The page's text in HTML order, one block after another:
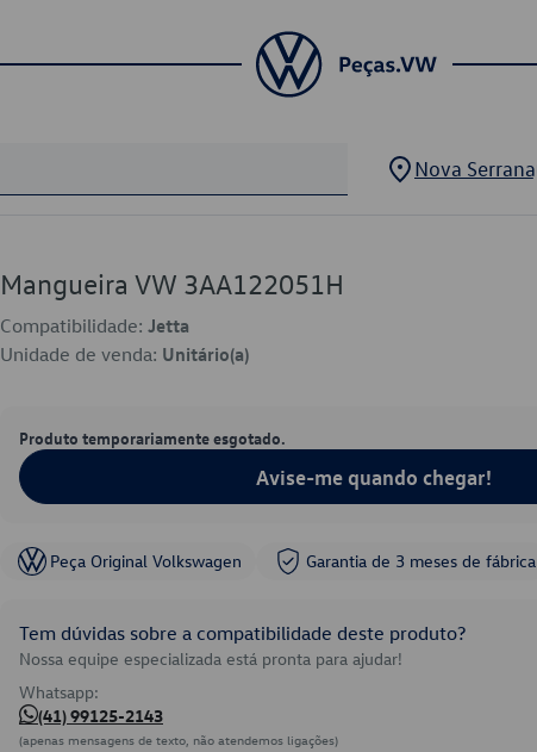
Nova Serrana
Mangueira VW 3AA122051H
Compatibilidade: Jetta
Unidade de venda: Unitário(a)
Produto temporariamente esgotado.
Avise-me quando chegar!
Peça Original Volkswagen Garantia de 3 meses de fábrica
Tem dúvidas sobre a compatibilidade deste produto?
Nossa equipe especializada está pronta para ajudar!
Whatsapp:
(41) 99125-2143
(apenas mensagens de texto, não atendemos ligações)